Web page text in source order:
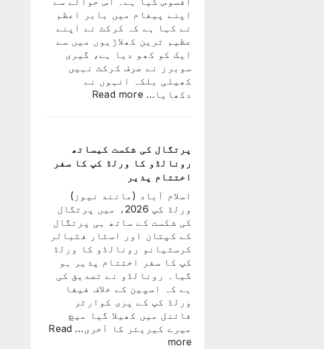
ٹیم
میں
ہوگا:
فاطمہ
ثنا
اپنے پیغام میں بابر اعظم
نے کہا ہے کہ کرکٹ نے اپنے
عظیم ترین کھلاڑیوں میں سے
ایک کو کھو دیا ہے، گیری
سوبرز نے صرف کرکٹ نہیں
کھیلی بلکہ انہوں نے
دکھایا… Read more
:
عظیم
ترین
سے
ایک
کو
کھو
دیا:
بابر
اعظم
پرتگال کی شکست کیساتھ
رونالڈو کا ورلڈ کپ کا سفر
اختتام پذیر
اسلام آباد (مانند نیوز)
ورلڈ کپ 2026ء میں پرتگال
کی شکست کے ساتھ ہی پرتگال
کے کپتان اور اسٹار فٹبالر
کرسٹیانو رونالڈو کا ورلڈ
کپ کا سفر اختتام پذیر ہو
گیا۔ رونالڈو نے تصدیق کی
ہے کہ اسپین کے خلاف فیفا
ورلڈ کپ کے پری کوارٹر
فائنل میں کھیلا گیا میچ
میرے کیریئر کا آخری… Read
more